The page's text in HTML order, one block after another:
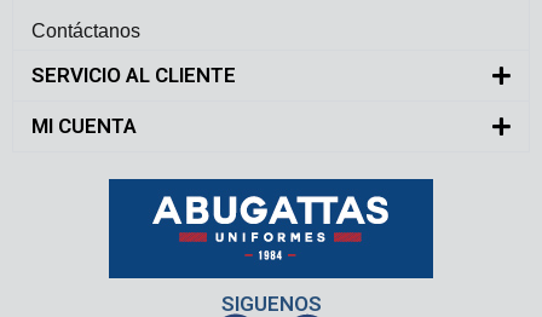
Contáctanos
SERVICIO AL CLIENTE
MI CUENTA
SIGUENOS